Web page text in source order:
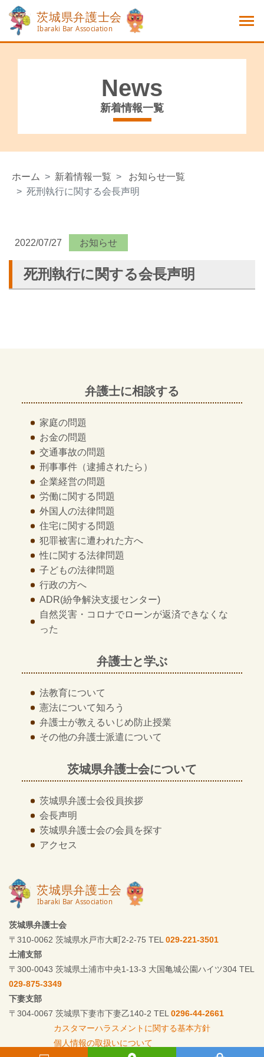
News
新着情報一覧
ホーム 新着情報一覧
お知らせ一覧
死刑執行に関する会長声明
2022/07/27 お知らせ
死刑執行に関する会長声明
弁護士に相談する
家庭の問題
お金の問題
交通事故の問題
刑事事件 （逮捕されたら）
企業経営の問題
労働に関する問題
外国人の法律問題
住宅に関する問題
犯罪被害に遭われた方へ
性に関する法律問題
子どもの法律問題
行政の方へ
ADR(紛争解決支援センター)
自然災害・コロナでローンが返済できなくな
った
弁護士と学ぶ
法教育について
憲法について知ろう
弁護士が教えるいじめ防止授業
その他の弁護士派遣について
茨城県弁護士会について
茨城県弁護士会役員挨拶
会長声明
茨城県弁護士会の会員を探す
アクセス
茨城県弁護士会
〒310-0062 茨城県水戸市大町2-2-75 TEL 029-221-3501
土浦支部
〒300-0043 茨城県土浦市中央1-13-3 大国亀城公園ハイツ304 TEL
029-875-3349
下妻支部
〒304-0067 茨城県下妻市下妻乙140-2 TEL 0296-44-2661
カスタマーハラスメントに関する基本方針
個人情報の取扱いについて